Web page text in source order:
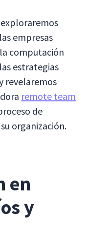
empresas
computación
estrategias
revelaremos
remote team
de
organización.
en
y